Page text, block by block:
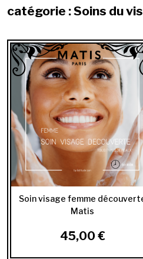
catégorie : Soins du
Soin visage femme
Matis
45,00 €